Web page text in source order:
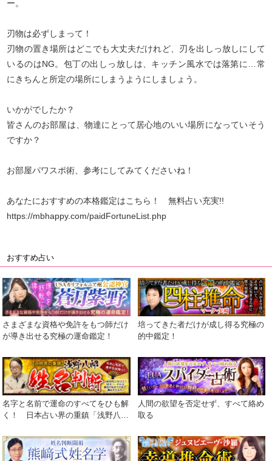
ー。
刃物は必ずしまって！
刃物の置き場所はどこでも大丈夫だけれど、刃を出しっ放しにして
いるのはNG。包丁の出しっ放しは、キッチン風水では落第に…常
にきちんと所定の場所にしまうようにしましょう。
いかがでしたか？
皆さんのお部屋は、物達にとって居心地のいい場所になっていそう
ですか？
お部屋パワスポ術、参考にしてみてくださいね！
あなたにおすすめの本格鑑定はこちら！ 無料占い充実!!
https://mbhappy.com/paidFortuneList.php
おすすめ占い
さまざまな資格や免許をもつ師だけ
が導き出せる究極の運命鑑定！
培ってきた者だけが成し得る究極の
的中鑑定！
名字と名前で運命のすべてをひも解
く！ 日本占い界の重鎮「浅野八
人間の欲望を否定せず、すべて絡め
取る